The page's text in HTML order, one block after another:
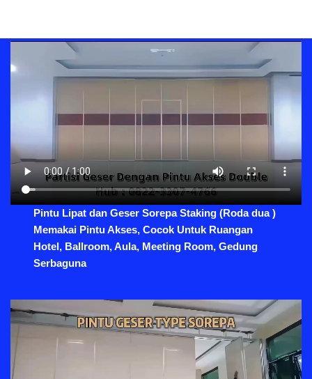
Pintu Lipat dan Geser Sorepa Staking (Roda dua )
Memakai Pintu Akses, Cocok Untuk Ruangan
Hotel, Ballroom, Aula, Meeting Room, Gedung
Serbaguna